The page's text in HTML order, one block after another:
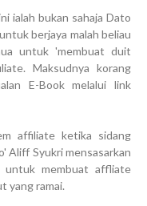
ialah bukan sahaja Dato
berjaya malah beliau
untuk 'membuat duit
Maksudnya korang
E-Book melalui link
affiliate ketika sidang
Aliff Syukri mensasarkan
untuk membuat affliate
yang ramai.